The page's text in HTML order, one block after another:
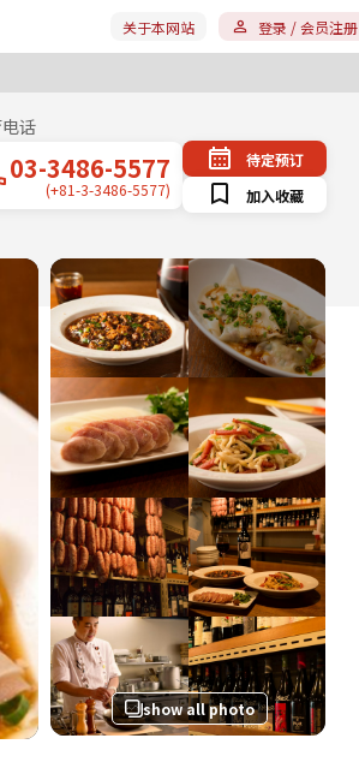
关于本网站 登录 / 会员注册
话
03-3486-5577
(+81-3-3486-5577)
待定预订
加入收藏
show all photo